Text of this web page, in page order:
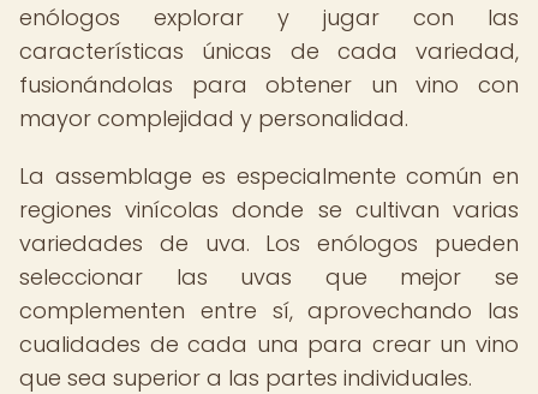
enólogos explorar y jugar con las
características únicas de cada variedad,
fusionándolas para obtener un vino con
mayor complejidad y personalidad.
La assemblage es especialmente común en
regiones vinícolas donde se cultivan varias
variedades de uva. Los enólogos pueden
seleccionar las uvas que mejor se
complementen entre sí, aprovechando las
cualidades de cada una para crear un vino
que sea superior a las partes individuales.